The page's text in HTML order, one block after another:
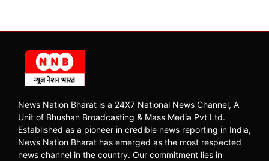
News Nation Bharat is a 24X7 National News Channel, A
Unit of Bhushan Broadcasting & Mass Media Pvt Ltd.
Established as a pioneer in credible news reporting in India,
News Nation Bharat has emerged as the most respected
news channel in the country. Our commitment lies in